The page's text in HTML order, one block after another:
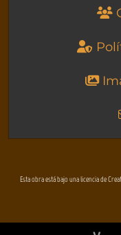
Esta obra está bajo una licencia de